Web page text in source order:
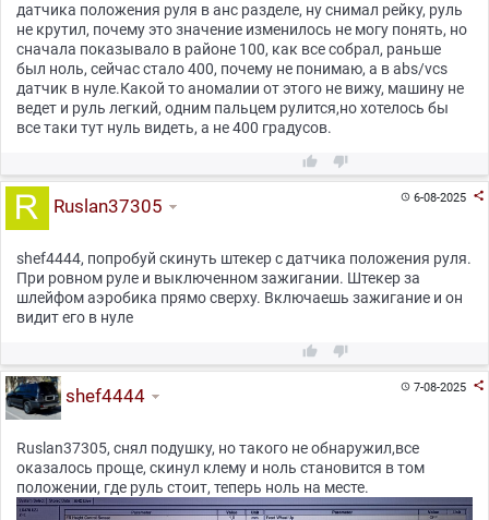
датчика положения руля в анс разделе, ну снимал рейку, руль
не крутил, почему это значение изменилось не могу понять, но
сначала показывало в районе 100, как все собрал, раньше
был ноль, сейчас стало 400, почему не понимаю, а в abs/vcs
датчик в нуле.Какой то аномалии от этого не вижу, машину не
ведет и руль легкий, одним пальцем рулится,но хотелось бы
все таки тут нуль видеть, а не 400 градусов.
 
6-08-2025 
Ruslan37305
shef4444, попробуй скинуть штекер с датчика положения руля.
При ровном руле и выключенном зажигании. Штекер за
шлейфом аэробика прямо сверху. Включаешь зажигание и он
видит его в нуле
 
7-08-2025 
shef4444
Ruslan37305, снял подушку, но такого не обнаружил,все
оказалось проще, скинул клему и ноль становится в том
положении, где руль стоит, теперь ноль на месте.